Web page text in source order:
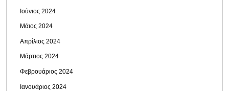
Ιούνιος 2024
Μάιος 2024
Απρίλιος 2024
Μάρτιος 2024
Φεβρουάριος 2024
Ιανουάριος 2024